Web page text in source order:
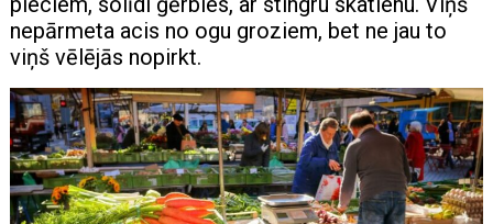
nepārmeta acis no ogu groziem, bet ne jau to
viņš vēlējās nopirkt.